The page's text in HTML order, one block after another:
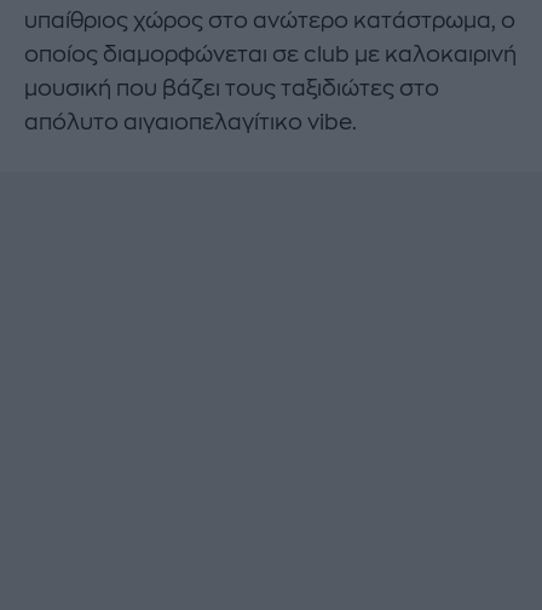
υπαίθριος χώρος στο ανώτερο κατάστρωμα, ο
οποίος διαμορφώνεται σε club με καλοκαιρινή
μουσική που βάζει τους ταξιδιώτες στο
απόλυτο αιγαιοπελαγίτικο vibe.